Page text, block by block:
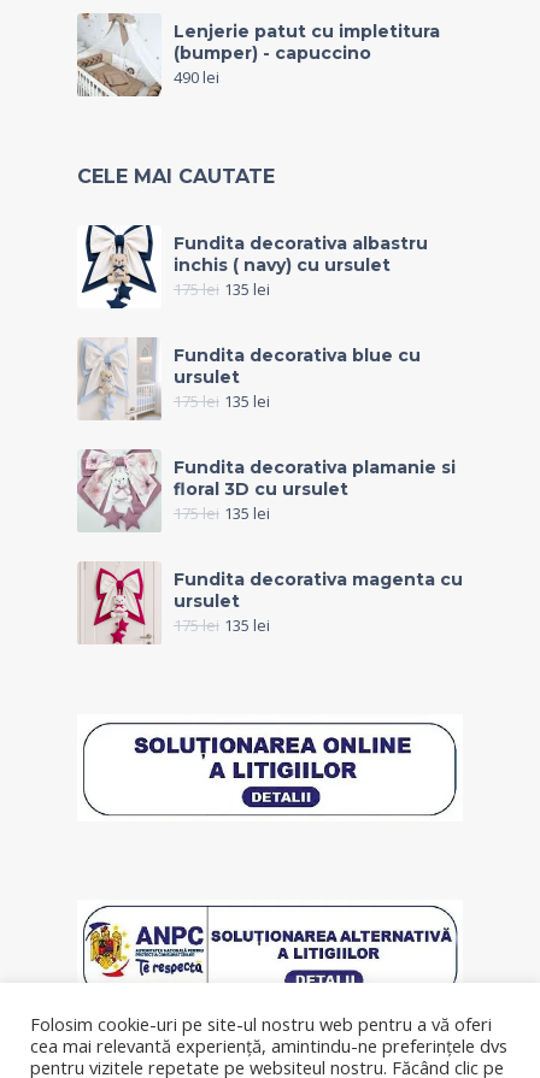
Lenjerie patut cu impletitura
(bumper) - capuccino
490lei
CELE MAI CAUTATE
Fundita decorativa albastru
inchis ( navy) cu ursulet
175lei 135 lei
Fundita decorativa blue cu
ursulet
175lei 135 lei
Fundita decorativa plamanie si
floral 3D cu ursulet
175lei 135 lei
Fundita decorativa magenta cu
ursulet
175lei 135 lei
Folosim cookie-uri pe site-ul nostru web pentru a vă oferi
cea mai relevantă experiență, amintindu-ne preferințele dvs
pentru vizitele repetate pe websiteul nostru. Făcând clic pe